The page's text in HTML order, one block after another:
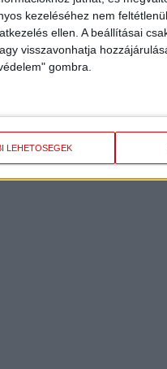
kezeléséhez nem
ellen. A beállításai
visszavonhatja
gombra.
LEHETŐSÉGEK